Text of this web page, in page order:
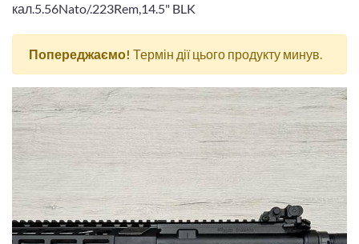
кал.5.56Nato/.223Rem,14.5" BLK
Попереджаємо! Термін дії цього продукту минув.